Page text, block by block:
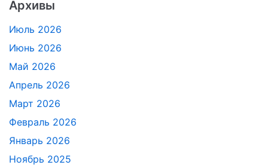
Архивы
Июль 2026
Июнь 2026
Май 2026
Апрель 2026
Март 2026
Февраль 2026
Январь 2026
Ноябрь 2025